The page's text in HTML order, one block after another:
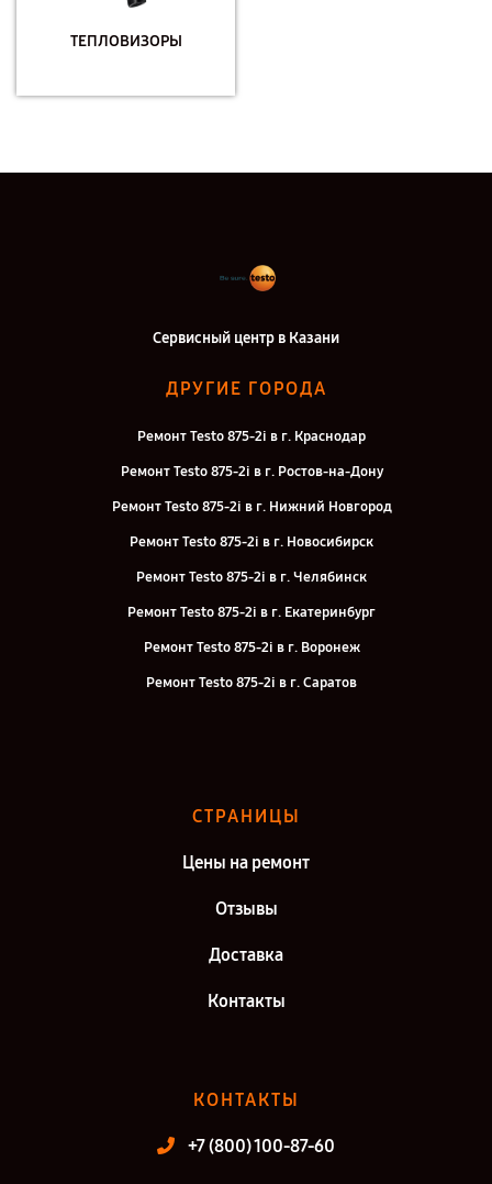
ТЕПЛОВИЗОРЫ
Сервисный центр в Казани
ДРУГИЕ ГОРОДА
Ремонт Testo 875-2i в г. Краснодар
Ремонт Testo 875-2i в г. Ростов-на-Дону
Ремонт Testo 875-2i в г. Нижний Новгород
Ремонт Testo 875-2i в г. Новосибирск
Ремонт Testo 875-2i в г. Челябинск
Ремонт Testo 875-2i в г. Екатеринбург
Ремонт Testo 875-2i в г. Воронеж
Ремонт Testo 875-2i в г. Саратов
Ремонт Testo 875-2i в г. Санкт-Петербург
СТРАНИЦЫ
Цены на ремонт
Отзывы
Доставка
Контакты
КОНТАКТЫ
+7 (800) 100-87-60